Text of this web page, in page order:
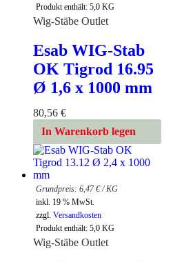
Produkt enthält: 5,0 KG
Wig-Stäbe Outlet
Esab WIG-Stab
OK Tigrod 16.95
Ø 1,6 x 1000 mm
80,56 €
In Warenkorb legen
6,47€/KG
inkl. 19 % MwSt.
zzgl. Versandkosten
Produkt enthält: 5,0 KG
Wig-Stäbe Outlet